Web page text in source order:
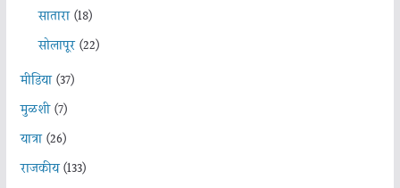
सातारा(18)
सोलापूर(22)
मीडिया(37)
मुळशी(7)
यात्रा(26)
राजकीय(133)